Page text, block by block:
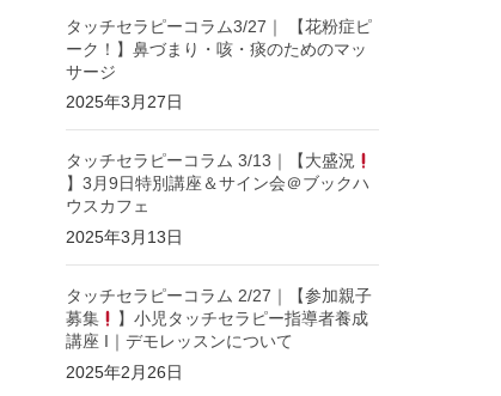
タッチセラピーコラム3/27｜ 【花粉症ピ
ーク！】鼻づまり・咳・痰のためのマッ
サージ
2025年3月27日
タッチセラピーコラム 3/13｜【大盛況
】3月9日特別講座＆サイン会＠ブックハ
ウスカフェ
2025年3月13日
タッチセラピーコラム 2/27｜【参加親子
募集
】小児タッチセラピー指導者養成
講座 I｜デモレッスンについて
2025年2月26日